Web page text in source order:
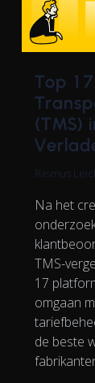
Top 17
(TMS)
Rasmus
Na het
TMS-
17
omgaan
de beste